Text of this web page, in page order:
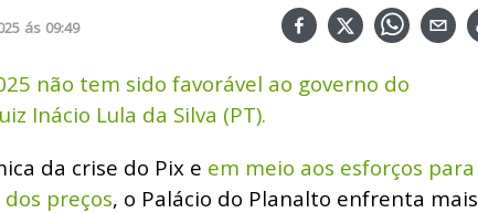
ás 09:49
não tem sido favorável ao governo do
Inácio Lula da Silva (PT).
da crise do Pix e em meio aos esforços para
preços, o Palácio do Planalto enfrenta mais